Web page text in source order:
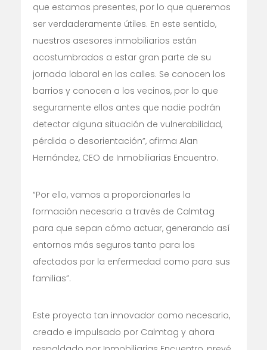
que estamos presentes, por lo que queremos
ser verdaderamente útiles. En este sentido,
nuestros asesores inmobiliarios están
acostumbrados a estar gran parte de su
jornada laboral en las calles. Se conocen los
barrios y conocen a los vecinos, por lo que
seguramente ellos antes que nadie podrán
detectar alguna situación de vulnerabilidad,
pérdida o desorientación”, afirma Alan
Hernández, CEO de Inmobiliarias Encuentro.
“Por ello, vamos a proporcionarles la
formación necesaria a través de Calmtag
para que sepan cómo actuar, generando así
entornos más seguros tanto para los
afectados por la enfermedad como para sus
familias”.
Este proyecto tan innovador como necesario,
creado e impulsado por Calmtag y ahora